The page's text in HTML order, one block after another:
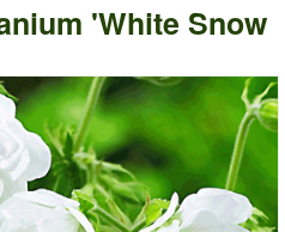
'White Snow